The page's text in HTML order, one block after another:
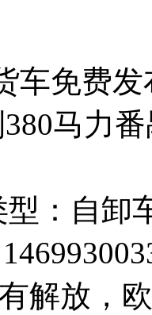
车免费
马力
型：自
解放，